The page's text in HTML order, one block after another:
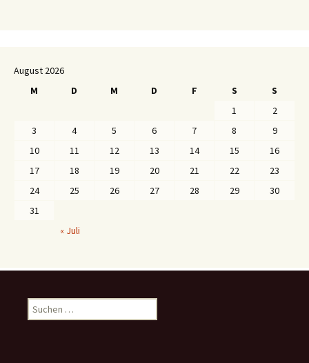
August 2026
M
D M D F S
S
1
2
3
4 5 6 7 8
9
10
11 12 13 14 15
16
17
18 19 20 21 22
23
24
25 26 27 28 29
30
31
« Juli
u